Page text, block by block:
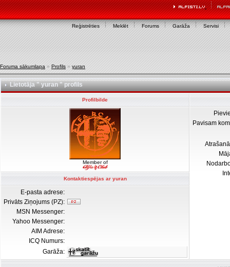
Reģistrēties Meklēt Forums Garāža Servisi
Foruma sākumlapa » Profils » yuran
Lietotāja " yuran " profils
Profilbilde
Member of
Pavisam
Kontaktiespējas ar yuran
E-pasta adrese:
Privāts Ziņojums (PZ):
MSN Messenger:
Yahoo Messenger:
AIM Adrese:
ICQ Numurs:
Garāža: